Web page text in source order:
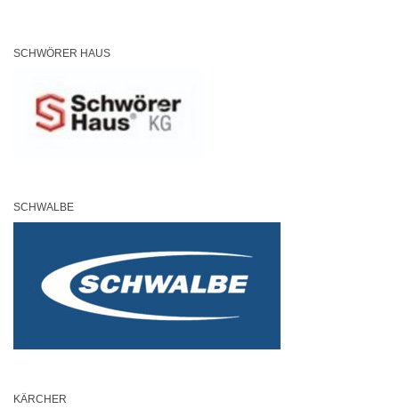
SCHWÖRER HAUS
SCHWALBE
KÄRCHER